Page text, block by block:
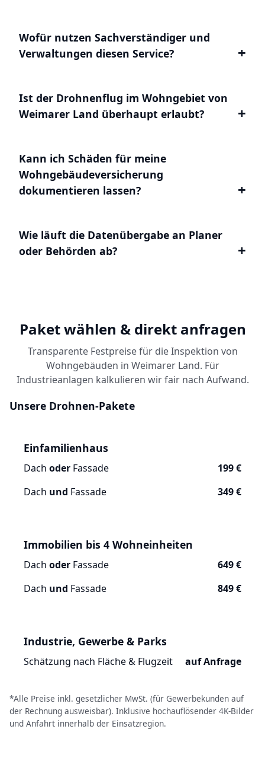
Wofür nutzen Sachverständiger und
Verwaltungen diesen Service?
Ist der Drohnenflug im Wohngebiet von
Weimarer Land überhaupt erlaubt?
Kann ich Schäden für meine
Wohngebäudeversicherung
dokumentieren lassen?
Wie läuft die Datenübergabe an Planer
oder Behörden ab?
Paket wählen & direkt anfragen
Transparente Festpreise für die Inspektion von
Wohngebäuden in Weimarer Land. Für
Industrieanlagen kalkulieren wir fair nach Aufwand.
Unsere Drohnen-Pakete
Einfamilienhaus
Dach oder Fassade
199 €
Dach und Fassade 349 €
Immobilien bis 4 Wohneinheiten
Dach oder Fassade
649 €
Dach und Fassade 849 €
Industrie, Gewerbe & Parks
Schätzung nach Fläche & Flugzeit auf Anfrage
*Alle Preise inkl. gesetzlicher MwSt. (für Gewerbekunden auf
der Rechnung ausweisbar). Inklusive hochauflösender 4K-Bilder
und Anfahrt innerhalb der Einsatzregion.